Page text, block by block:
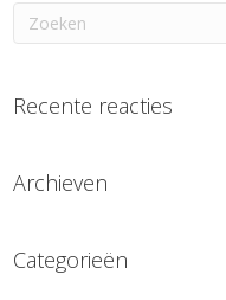
Recente reacties
Archieven
Categorieën